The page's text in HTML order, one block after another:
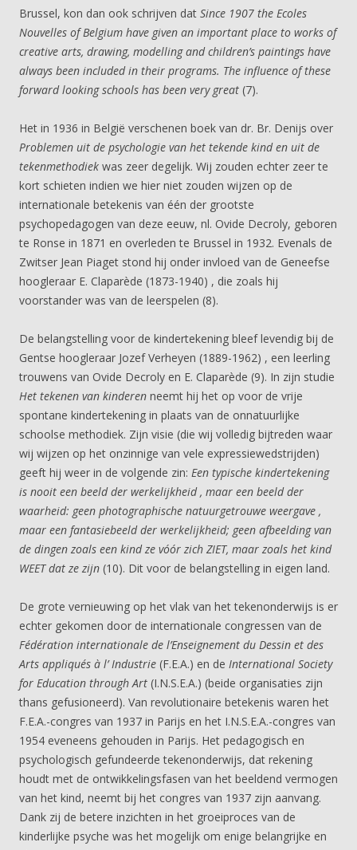
Brussel, kon dan ook schrijven dat Since 1907 the Ecoles
Nouvelles of Belgium have given an important place to works of
creative arts, drawing, modelling and children’s paintings have
always been included in their programs. The influence of these
forward looking schools has been very great (7).
Het in 1936 in België verschenen boek van dr. Br. Denijs over
Problemen uit de psychologie van het tekende kind en uit de
tekenmethodiek was zeer degelijk. Wij zouden echter zeer te
kort schieten indien we hier niet zouden wijzen op de
internationale betekenis van één der grootste
psychopedagogen van deze eeuw, nl. Ovide Decroly, geboren
te Ronse in 1871 en overleden te Brussel in 1932. Evenals de
Zwitser Jean Piaget stond hij onder invloed van de Geneefse
hoogleraar E. Claparède (1873-1940) , die zoals hij
voorstander was van de leerspelen (8).
De belangstelling voor de kindertekening bleef levendig bij de
Gentse hoogleraar Jozef Verheyen (1889-1962) , een leerling
trouwens van Ovide Decroly en E. Claparède (9). In zijn studie
Het tekenen van kinderen neemt hij het op voor de vrije
spontane kindertekening in plaats van de onnatuurlijke
schoolse methodiek. Zijn visie (die wij volledig bijtreden waar
wij wijzen op het onzinnige van vele expressiewedstrijden)
geeft hij weer in de volgende zin: Een typische kindertekening
is nooit een beeld der werkelijkheid , maar een beeld der
waarheid: geen photographische natuurgetrouwe weergave ,
maar een fantasiebeeld der werkelijkheid; geen afbeelding van
de dingen zoals een kind ze vóór zich ZIET, maar zoals het kind
WEET dat ze zijn (10). Dit voor de belangstelling in eigen land.
De grote vernieuwing op het vlak van het tekenonderwijs is er
echter gekomen door de internationale congressen van de
Fédération internationale de l’Enseignement du Dessin et des
Arts appliqués à l’ Industrie (F.E.A.) en de International Society
for Education through Art (I.N.S.E.A.) (beide organisaties zijn
thans gefusioneerd). Van revolutionaire betekenis waren het
F.E.A.-congres van 1937 in Parijs en het I.N.S.E.A.-congres van
1954 eveneens gehouden in Parijs. Het pedagogisch en
psychologisch gefundeerde tekenonderwijs, dat rekening
houdt met de ontwikkelingsfasen van het beeldend vermogen
van het kind, neemt bij het congres van 1937 zijn aanvang.
Dank zij de betere inzichten in het groeiproces van de
kinderlijke psyche was het mogelijk om enige belangrijke en